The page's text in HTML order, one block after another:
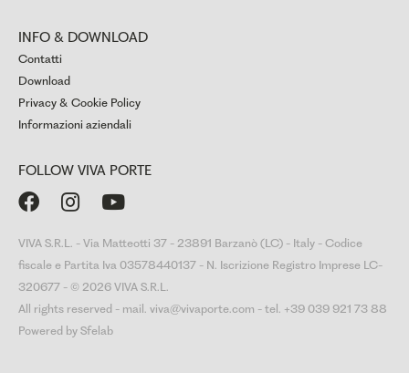
INFO & DOWNLOAD
Contatti
Download
Privacy & Cookie Policy
Informazioni aziendali
FOLLOW VIVA PORTE
  
VIVA S.R.L. - Via Matteotti 37 - 23891 Barzanò (LC) - Italy - Codice
fiscale e Partita Iva 03578440137 - N. Iscrizione Registro Imprese LC-
320677 - © 2026 VIVA S.R.L.
All rights reserved - mail. viva@vivaporte.com - tel. +39 039 921 73 88
Powered by Sfelab